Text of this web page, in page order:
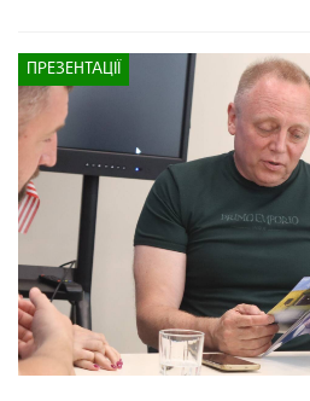
ПРЕЗЕНТАЦІЇ